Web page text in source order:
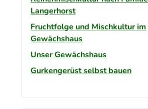
Langerhorst
Fruchtfolge und Mischkultur im
Gewächshaus
Unser Gewächshaus
Gurkengerüst selbst bauen